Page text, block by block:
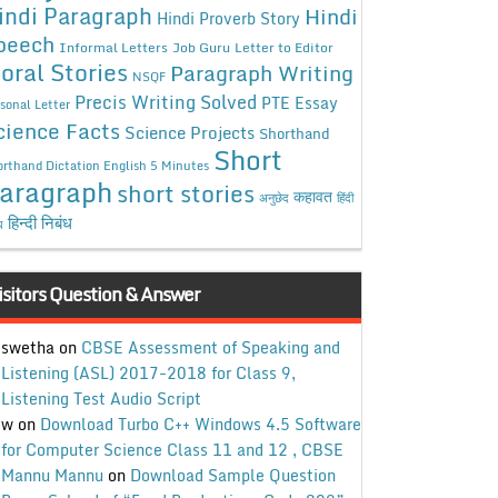
Paragraph Hindi Proverb Story Hindi
Informal Letters Job Guru Letter to Editor
Stories NSQF Paragraph Writing
Letter Precis Writing Solved PTE Essay
Facts Science Projects Shorthand
Dictation English 5 Minutes Short
short stories अनुछेद कहावत हिंदी
हिन्दी निबंध
Question & Answer
swethaon CBSE Assessment of Speaking and
Listening (ASL) 2017-2018 for Class 9,
Listening Test Audio Script
won Download Turbo C++ Windows 4.5 Software
for Computer Science Class 11 and 12 , CBSE
Mannu Mannu on Download Sample Question